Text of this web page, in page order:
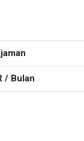
/ Bulan